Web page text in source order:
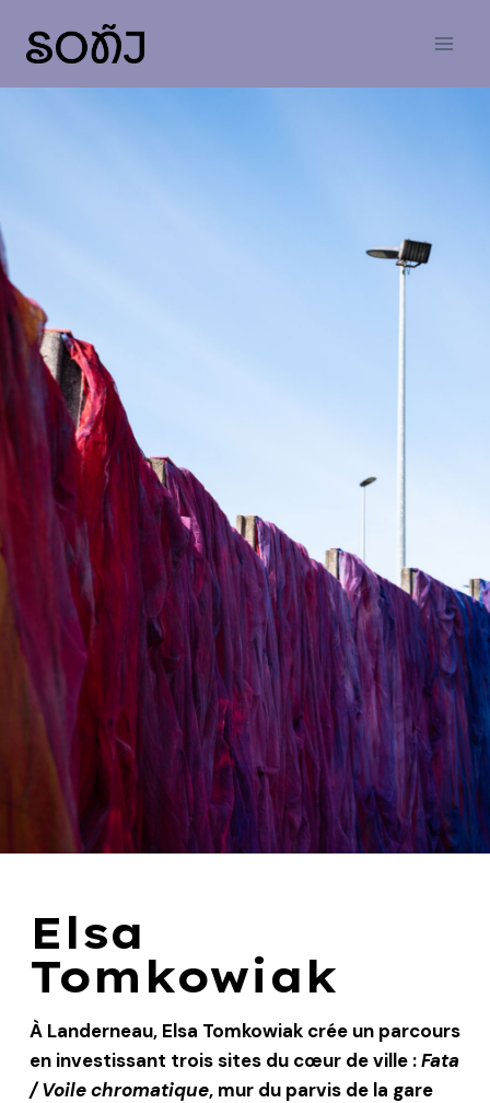
Elsa
Tomkowiak
À Landerneau, Elsa Tomkowiak crée un parcours
en investissant trois sites du cœur de ville :Fata
/ Voile chromatique, mur du parvis de la gare